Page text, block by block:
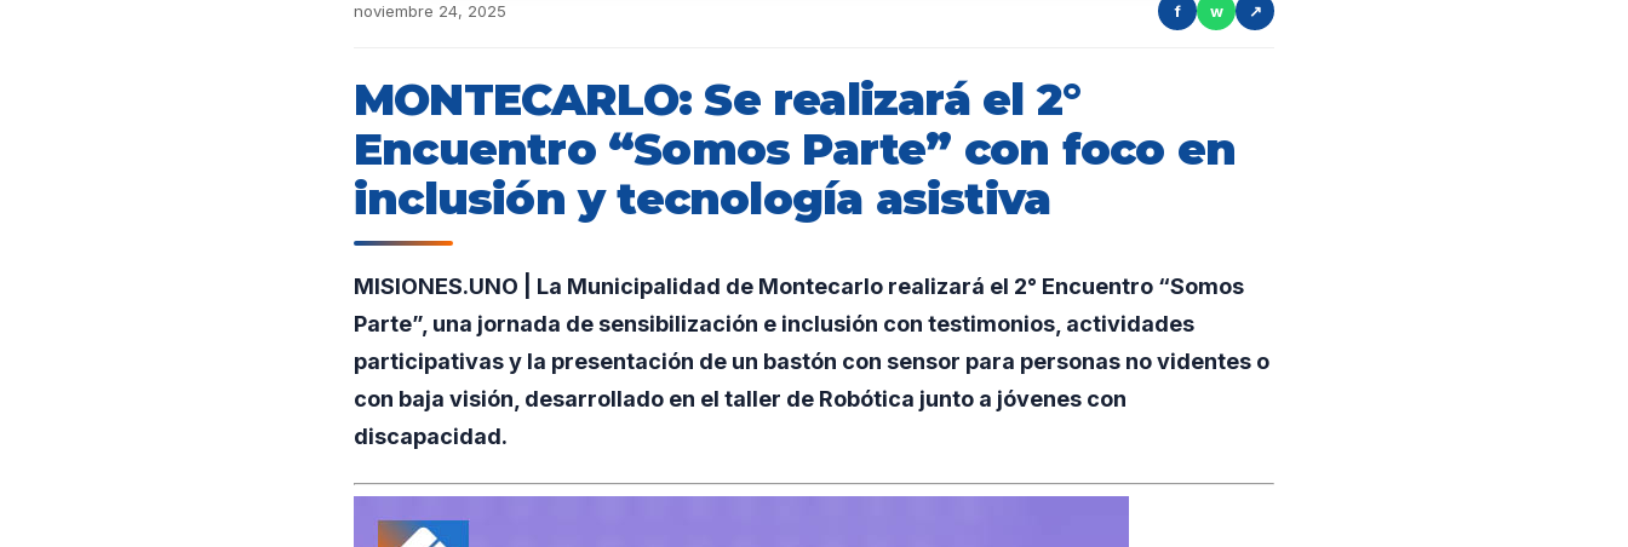
noviembre 24, 2025 f w ↗
MONTECARLO: Se realizará el 2°
Encuentro “Somos Parte” con foco en
inclusión y tecnología asistiva
MISIONES.UNO | La Municipalidad de Montecarlo realizará el 2° Encuentro “Somos
Parte”, una jornada de sensibilización e inclusión con testimonios, actividades
participativas y la presentación de un bastón con sensor para personas no videntes o
con baja visión, desarrollado en el taller de Robótica junto a jóvenes con
discapacidad.